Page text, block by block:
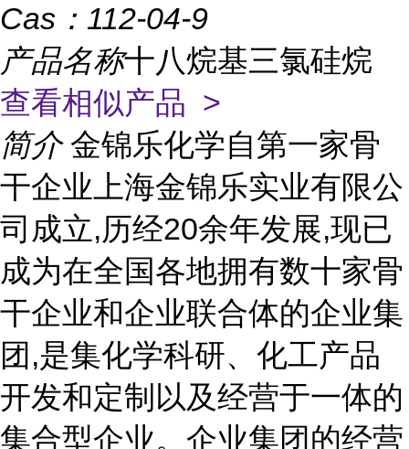
Cas： 112-04-9
产品名称十八烷基三氯硅烷
查看相似产品 >
简介 金锦乐化学自第一家骨
干企业上海金锦乐实业有限公
司成立,历经20余年发展,现已
成为在全国各地拥有数十家骨
干企业和企业联合体的企业集
团,是集化学科研、化工产品
开发和定制以及经营于一体的
集合型企业。企业集团的经营